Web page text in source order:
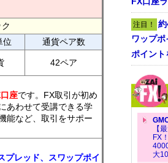
位
通貨ペア数
42ペア
座です。FX取引が初め
あわせて受講できる学
能など、取引をサポー
プレッド、スワップポイ
注目！
ワップ
ポイント
【
FX
大